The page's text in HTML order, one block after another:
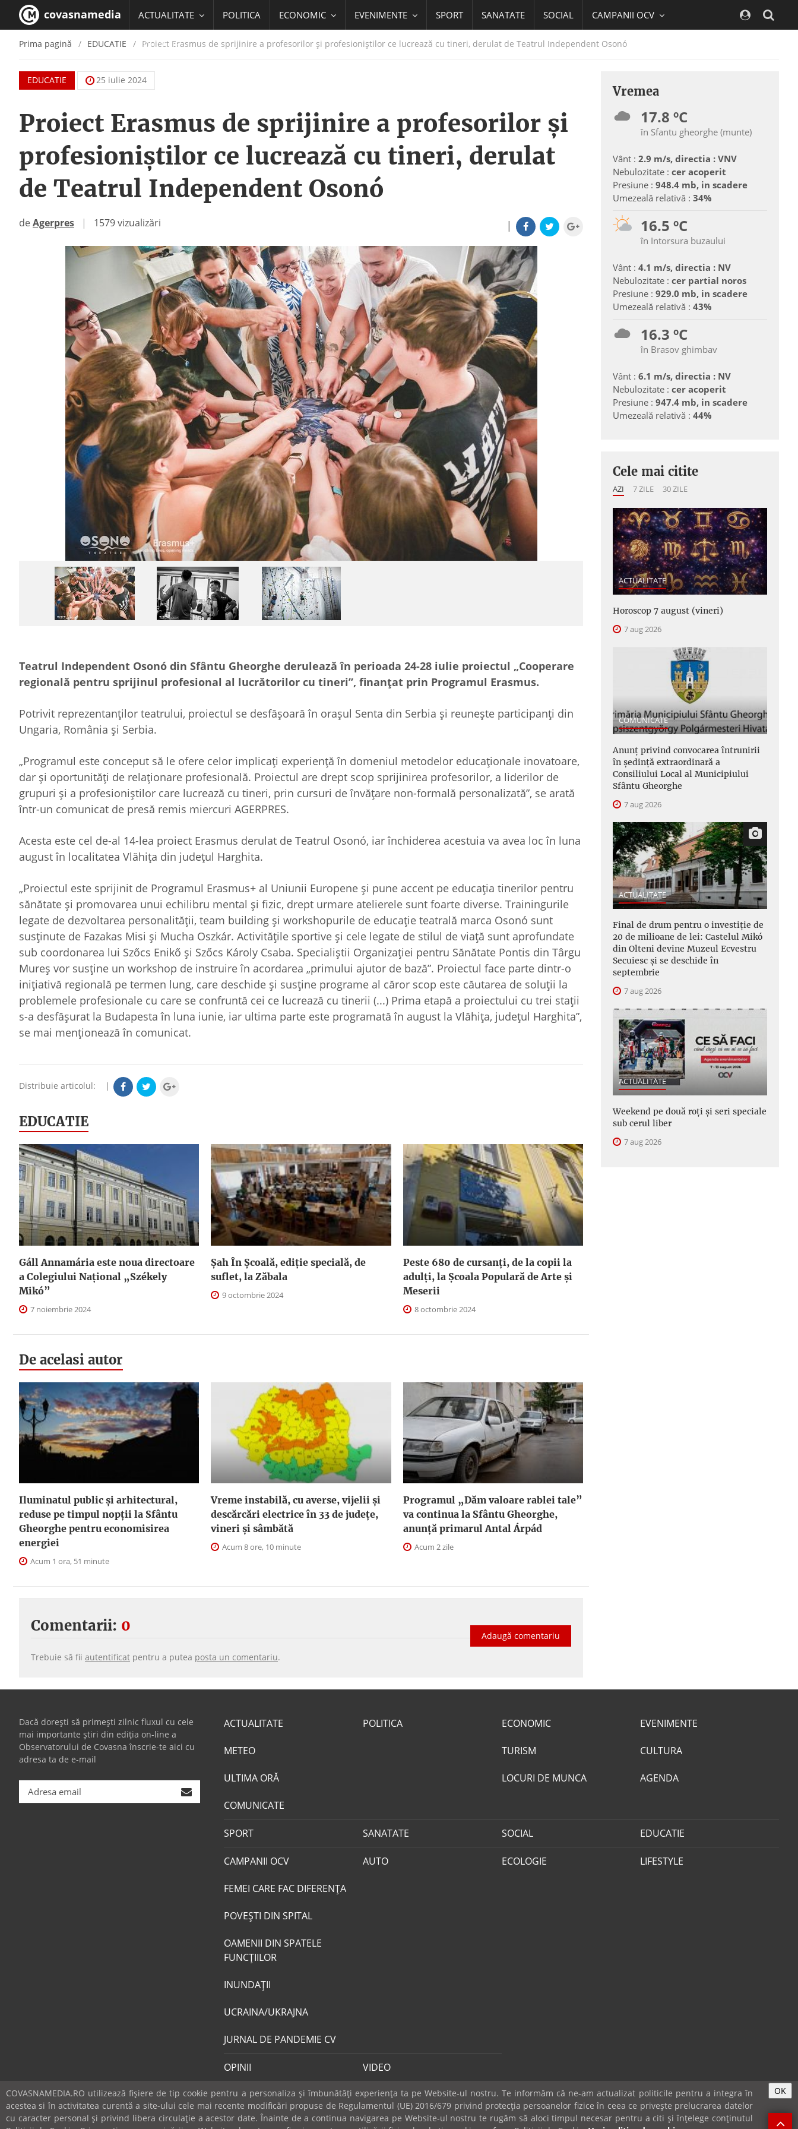
covasnamedia ACTUALITATE POLITICA ECONOMIC EVENIMENTE SPORT SANATATE SOCIAL CAMPANII OCV
EDUCATIE
Prima pagină EDUCATIE Proiect Erasmus de sprijinire a profesorilor şi profesioniştilor ce lucrează cu tineri, derulat de Teatrul Independent Osonó
EDUCATIE 25 iulie 2024
Proiect Erasmus de sprijinire a profesorilor şi
profesioniştilor ce lucrează cu tineri, derulat
de Teatrul Independent Osonó
|
deAgerpres | 1579 vizualizări
Teatrul Independent Osonó din Sfântu Gheorghe derulează în perioada 24-28 iulie proiectul „Cooperare
regională pentru sprijinul profesional al lucrătorilor cu tineri”, finanţat prin Programul Erasmus.
Potrivit reprezentanţilor teatrului, proiectul se desfăşoară în oraşul Senta din Serbia şi reuneşte participanţi din
Ungaria, România şi Serbia.
„Programul este conceput să le ofere celor implicaţi experienţă în domeniul metodelor educaţionale inovatoare,
dar şi oportunităţi de relaţionare profesională. Proiectul are drept scop sprijinirea profesorilor, a liderilor de
grupuri şi a profesioniştilor care lucrează cu tineri, prin cursuri de învăţare non-formală personalizată”, se arată
într-un comunicat de presă remis miercuri AGERPRES.
Acesta este cel de-al 14-lea proiect Erasmus derulat de Teatrul Osonó, iar închiderea acestuia va avea loc în luna
august în localitatea Vlăhiţa din judeţul Harghita.
„Proiectul este sprijinit de Programul Erasmus+ al Uniunii Europene şi pune accent pe educaţia tinerilor pentru
sănătate şi promovarea unui echilibru mental şi fizic, drept urmare atelierele sunt foarte diverse. Trainingurile
legate de dezvoltarea personalităţii, team building şi workshopurile de educaţie teatrală marca Osonó sunt
susţinute de Fazakas Misi şi Mucha Oszkár. Activităţile sportive şi cele legate de stilul de viaţă sunt aprofundate
sub coordonarea lui Szőcs Enikő şi Szőcs Károly Csaba. Specialiştii Organizaţiei pentru Sănătate Pontis din Târgu
Mureş vor susţine un workshop de instruire în acordarea „primului ajutor de bază”. Proiectul face parte dintr-o
iniţiativă regională pe termen lung, care deschide şi susţine programe al căror scop este căutarea de soluţii la
problemele profesionale cu care se confruntă cei ce lucrează cu tinerii (...) Prima etapă a proiectului cu trei staţii
s-a desfăşurat la Budapesta în luna iunie, iar ultima parte este programată în august la Vlăhiţa, judeţul Harghita”,
se mai menţionează în comunicat.
Distribuie articolul: |
EDUCATIE
Gáll Annamária este noua directoare
a Colegiului Național „Székely
Mikó”
7 noiembrie 2024
Șah În Școală, ediție specială, de
suflet, la Zăbala
9 octombrie 2024
Peste 680 de cursanți, de la copii la
adulți, la Școala Populară de Arte și
Meserii
8 octombrie 2024
De acelasi autor
Iluminatul public şi arhitectural,
reduse pe timpul nopţii la Sfântu
Gheorghe pentru economisirea
energiei
Acum 1 ora, 51 minute
Vreme instabilă, cu averse, vijelii și
descărcări electrice în 33 de județe,
vineri și sâmbătă
Acum 8 ore, 10 minute
Programul „Dăm valoare rablei tale”
va continua la Sfântu Gheorghe,
anunţă primarul Antal Árpád
Acum 2 zile
Comentarii: 0
Adaugă comentariu
Trebuie să fii autentificat pentru a putea posta un comentariu.
Vremea
17.8 ºC
în Sfantu gheorghe (munte)
Vânt : 2.9 m/s, directia : VNV
Nebulozitate : cer acoperit
Presiune : 948.4 mb, in scadere
Umezeală relativă : 34%
16.5 ºC
în Intorsura buzaului
Vânt : 4.1 m/s, directia : NV
Nebulozitate : cer partial noros
Presiune : 929.0 mb, in scadere
Umezeală relativă : 43%
16.3 ºC
în Brasov ghimbav
Vânt : 6.1 m/s, directia : NV
Nebulozitate : cer acoperit
Presiune : 947.4 mb, in scadere
Umezeală relativă : 44%
Cele mai citite
AZI 7 ZILE 30 ZILE
ACTUALITATE
Horoscop 7 august (vineri)
7 aug 2026
COMUNICATE
Anunţ privind convocarea întrunirii
în şedinţă extraordinară a
Consiliului Local al Municipiului
Sfântu Gheorghe
7 aug 2026
ACTUALITATE
Final de drum pentru o investiție de
20 de milioane de lei: Castelul Mikó
din Olteni devine Muzeul Ecvestru
Secuiesc și se deschide în
septembrie
7 aug 2026
ACTUALITATE
Weekend pe două roți și seri speciale
sub cerul liber
7 aug 2026
Dacă dorești să primești zilnic fluxul cu cele
mai importante știri din ediția on-line a
Observatorului de Covasna înscrie-te aici cu
adresa ta de e-mail
ACTUALITATE
METEO
ULTIMA ORĂ
COMUNICATE
POLITICA ECONOMIC
TURISM
LOCURI DE MUNCA
EVENIMENTE
CULTURA
AGENDA
SPORT SANATATE SOCIAL EDUCATIE
CAMPANII OCV
FEMEI CARE FAC DIFERENȚA
POVEŞTI DIN SPITAL
OAMENII DIN SPATELE
FUNCŢIILOR
INUNDAŢII
UCRAINA/UKRAJNA
JURNAL DE PANDEMIE CV
AUTO ECOLOGIE LIFESTYLE
OPINII VIDEO
COVASNAMEDIA.RO utilizează fişiere de tip cookie pentru a personaliza și îmbunătăți experiența ta pe Website-ul nostru. Te informăm că ne-am actualizat politicile pentru a integra în
acestea si în activitatea curentă a site-ului cele mai recente modificări propuse de Regulamentul (UE) 2016/679 privind protecția persoanelor fizice în ceea ce privește prelucrarea datelor
cu caracter personal și privind libera circulație a acestor date. Înainte de a continua navigarea pe Website-ul nostru te rugăm să aloci timpul necesar pentru a citi și înțelege conținutul
OK
Abonamente Publicitate Mica publicitate Contact Sondaje POLITICA COOKIE-URI & GDPR
© covasnamedia.ro. Website by softhost.